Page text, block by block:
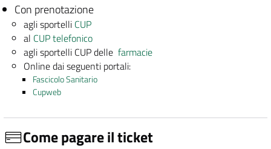
Con prenotazione
agli sportelli CUP
al CUP telefonico
agli sportelli CUP dellefarmacie
Online dai seguenti portali:
Fascicolo Sanitario
Cupweb
Come pagare il ticket